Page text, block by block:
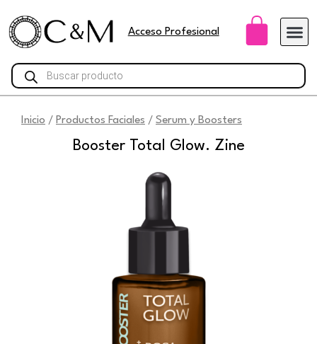
contenido
Acceso Profesional
Búsqueda
de
productos
Inicio / Productos Faciales / Serum y Boosters
Booster Total Glow. Zine